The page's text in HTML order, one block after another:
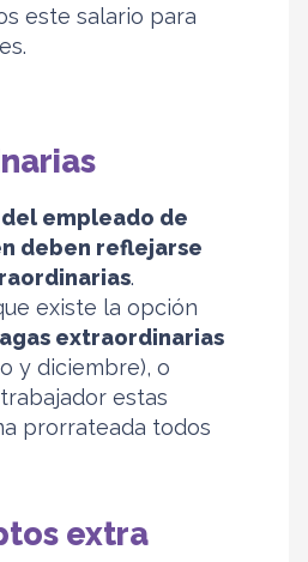
este salario para
empleado de
deben reflejarse
.
existe la opción
extraordinarias
y diciembre), o
estas
prorrateada todos
extra